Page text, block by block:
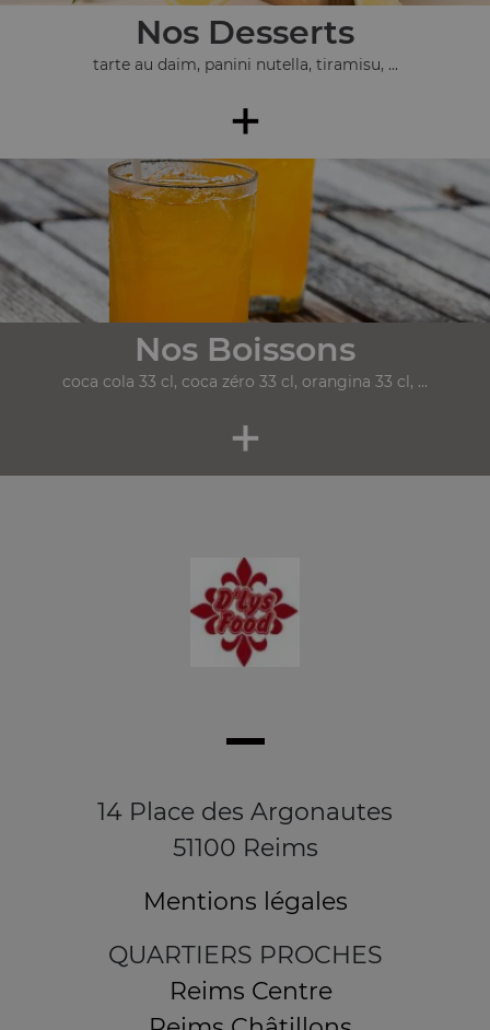
Nos Desserts
tarte au daim, panini nutella, tiramisu, ...
+
Nos Boissons
coca cola 33 cl, coca zéro 33 cl, orangina 33 cl, ...
+
14 Place des Argonautes
51100 Reims
Mentions légales
QUARTIERS PROCHES
Reims Centre